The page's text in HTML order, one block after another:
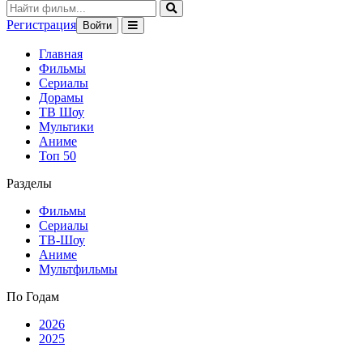
Регистрация Войти
Главная
Фильмы
Сериалы
Дорамы
ТВ Шоу
Мультики
Аниме
Топ 50
Разделы
Фильмы
Сериалы
ТВ-Шоу
Аниме
Мультфильмы
По Годам
2026
2025